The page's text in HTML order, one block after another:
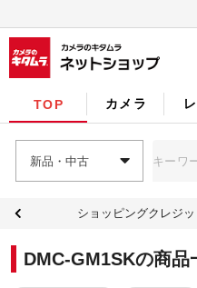
TOP カメラ
新品・中古
ショッピングクレジ
DMC-GM1SKの商品